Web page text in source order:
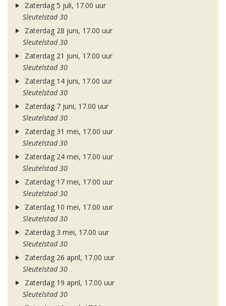
Zaterdag 5 juli, 17.00 uur
Sleutelstad 30
Zaterdag 28 juni, 17.00 uur
Sleutelstad 30
Zaterdag 21 juni, 17.00 uur
Sleutelstad 30
Zaterdag 14 juni, 17.00 uur
Sleutelstad 30
Zaterdag 7 juni, 17.00 uur
Sleutelstad 30
Zaterdag 31 mei, 17.00 uur
Sleutelstad 30
Zaterdag 24 mei, 17.00 uur
Sleutelstad 30
Zaterdag 17 mei, 17.00 uur
Sleutelstad 30
Zaterdag 10 mei, 17.00 uur
Sleutelstad 30
Zaterdag 3 mei, 17.00 uur
Sleutelstad 30
Zaterdag 26 april, 17.00 uur
Sleutelstad 30
Zaterdag 19 april, 17.00 uur
Sleutelstad 30